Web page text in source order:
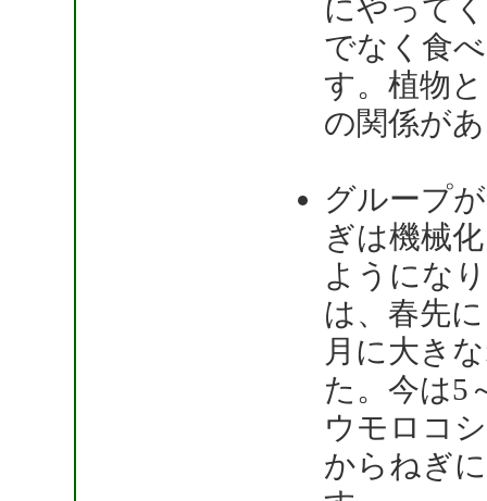
にやって
でなく食
す。植物
の関係が
グループ
ぎは機械
ようにな
は、春先
月に大き
た。今は5
ウモロコ
からねぎ